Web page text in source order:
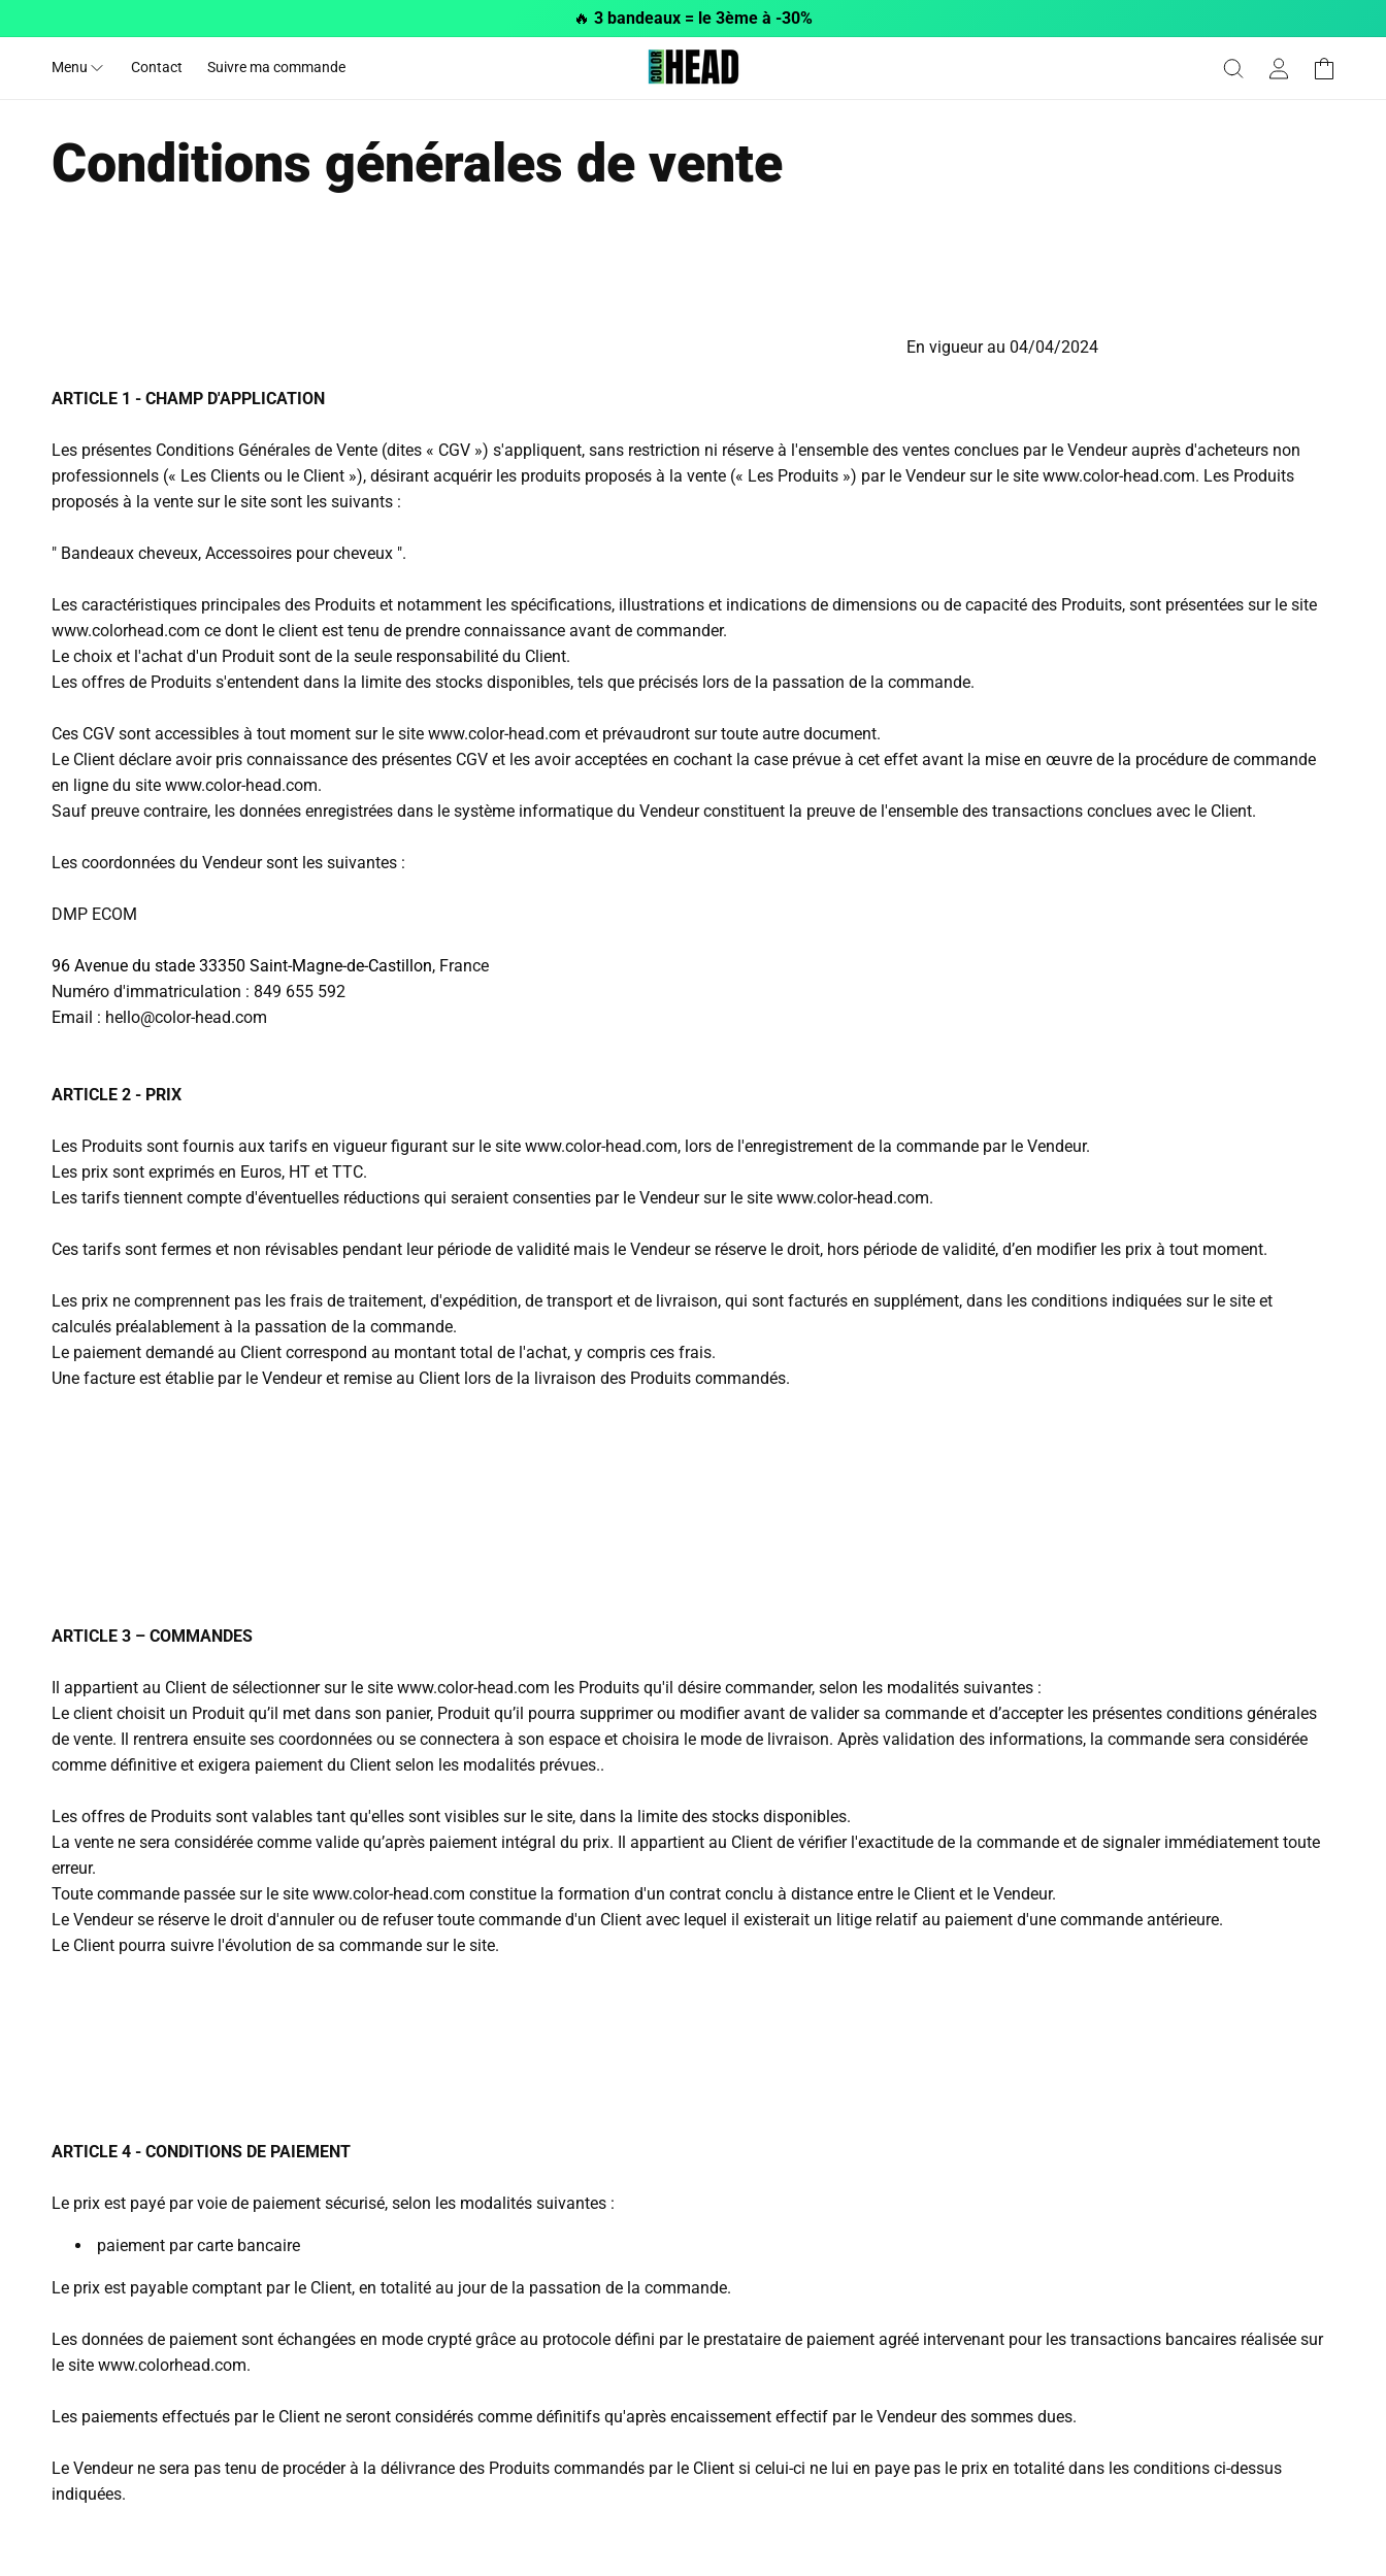
🔥 3 bandeaux = le 3ème à -30%
Menu Contact Suivre ma commande Connexion Panier
Conditions générales de vente
En vigueur au 04/04/2024
ARTICLE 1 - CHAMP D'APPLICATION
Les présentes Conditions Générales de Vente (dites « CGV ») s'appliquent, sans restriction ni réserve à l'ensemble des ventes conclues par le Vendeur auprès d'acheteurs non
professionnels (« Les Clients ou le Client »), désirant acquérir les produits proposés à la vente (« Les Produits ») par le Vendeur sur le site www.color-head.com. Les Produits
proposés à la vente sur le site sont les suivants :
" Bandeaux cheveux, Accessoires pour cheveux ".
Les caractéristiques principales des Produits et notamment les spécifications, illustrations et indications de dimensions ou de capacité des Produits, sont présentées sur le site
www.colorhead.com ce dont le client est tenu de prendre connaissance avant de commander.
Le choix et l'achat d'un Produit sont de la seule responsabilité du Client.
Les offres de Produits s'entendent dans la limite des stocks disponibles, tels que précisés lors de la passation de la commande.
Ces CGV sont accessibles à tout moment sur le site www.color-head.com et prévaudront sur toute autre document.
Le Client déclare avoir pris connaissance des présentes CGV et les avoir acceptées en cochant la case prévue à cet effet avant la mise en œuvre de la procédure de commande
en ligne du site www.color-head.com.
Sauf preuve contraire, les données enregistrées dans le système informatique du Vendeur constituent la preuve de l'ensemble des transactions conclues avec le Client.
Les coordonnées du Vendeur sont les suivantes :
DMP ECOM
96 Avenue du stade 33350 Saint-Magne-de-Castillon, France
Numéro d'immatriculation : 849 655 592
Email : hello@color-head.com
ARTICLE 2 - PRIX
Les Produits sont fournis aux tarifs en vigueur figurant sur le site www.color-head.com, lors de l'enregistrement de la commande par le Vendeur.
Les prix sont exprimés en Euros, HT et TTC.
Les tarifs tiennent compte d'éventuelles réductions qui seraient consenties par le Vendeur sur le site www.color-head.com.
Ces tarifs sont fermes et non révisables pendant leur période de validité mais le Vendeur se réserve le droit, hors période de validité, d’en modifier les prix à tout moment.
Les prix ne comprennent pas les frais de traitement, d'expédition, de transport et de livraison, qui sont facturés en supplément, dans les conditions indiquées sur le site et
calculés préalablement à la passation de la commande.
Le paiement demandé au Client correspond au montant total de l'achat, y compris ces frais.
Une facture est établie par le Vendeur et remise au Client lors de la livraison des Produits commandés.
ARTICLE 3 – COMMANDES
Il appartient au Client de sélectionner sur le site www.color-head.com les Produits qu'il désire commander, selon les modalités suivantes :
Le client choisit un Produit qu’il met dans son panier, Produit qu’il pourra supprimer ou modifier avant de valider sa commande et d’accepter les présentes conditions générales
de vente. Il rentrera ensuite ses coordonnées ou se connectera à son espace et choisira le mode de livraison. Après validation des informations, la commande sera considérée
comme définitive et exigera paiement du Client selon les modalités prévues..
Les offres de Produits sont valables tant qu'elles sont visibles sur le site, dans la limite des stocks disponibles.
La vente ne sera considérée comme valide qu’après paiement intégral du prix. Il appartient au Client de vérifier l'exactitude de la commande et de signaler immédiatement toute
erreur.
Toute commande passée sur le site www.color-head.com constitue la formation d'un contrat conclu à distance entre le Client et le Vendeur.
Le Vendeur se réserve le droit d'annuler ou de refuser toute commande d'un Client avec lequel il existerait un litige relatif au paiement d'une commande antérieure.
Le Client pourra suivre l'évolution de sa commande sur le site.
ARTICLE 4 - CONDITIONS DE PAIEMENT
Le prix est payé par voie de paiement sécurisé, selon les modalités suivantes :
paiement par carte bancaire
Le prix est payable comptant par le Client, en totalité au jour de la passation de la commande.
Les données de paiement sont échangées en mode crypté grâce au protocole défini par le prestataire de paiement agréé intervenant pour les transactions bancaires réalisée sur
le site www.colorhead.com.
Les paiements effectués par le Client ne seront considérés comme définitifs qu'après encaissement effectif par le Vendeur des sommes dues.
Le Vendeur ne sera pas tenu de procéder à la délivrance des Produits commandés par le Client si celui-ci ne lui en paye pas le prix en totalité dans les conditions ci-dessus
indiquées.